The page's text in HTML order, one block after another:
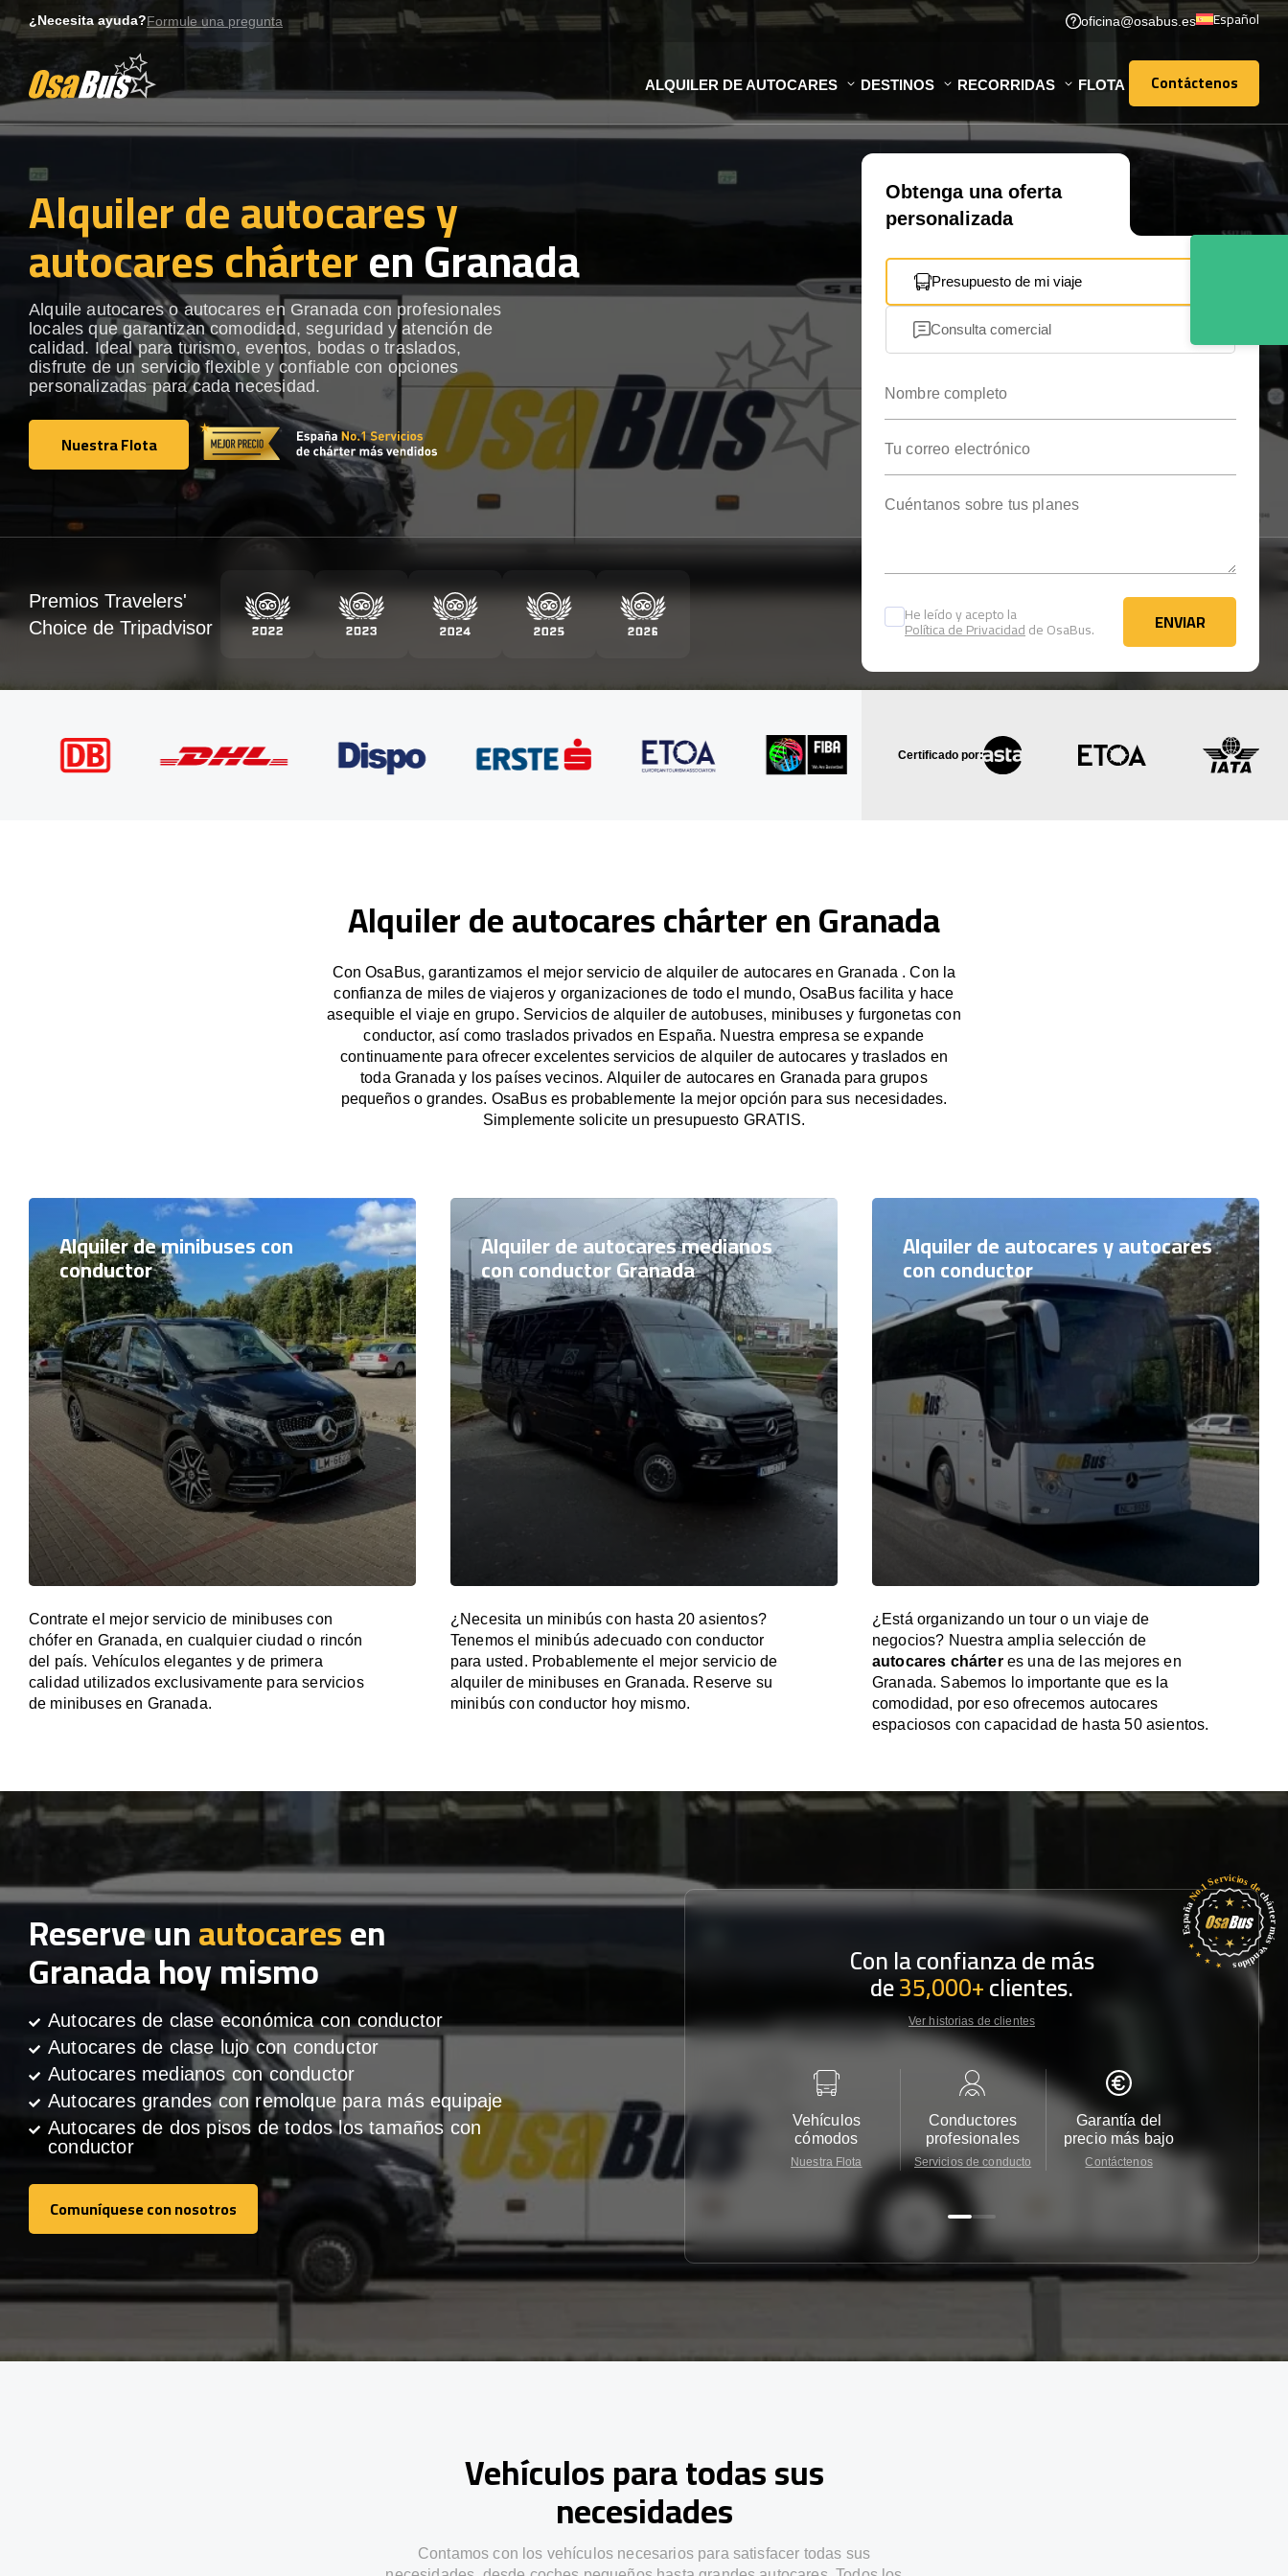
to
¿Necesita ayuda?Formule una pregunta oficina@osabus.es Español
ALQUILER DE AUTOCARES DESTINOS RECORRIDAS FLOTA Contáctenos
Contáctenos
Alquiler de autocares y
autocares chárteren Granada
Alquile autocares o autocares en Granada con profesionales
locales que garantizan comodidad, seguridad y atención de
calidad. Ideal para turismo, eventos, bodas o traslados,
disfrute de un servicio flexible y confiable con opciones
personalizadas para cada necesidad.
Nuestra Flota
Nuestra Flota
Obtenga una oferta
personalizada
Presupuesto de mi viaje
Consulta comercial
He leído y acepto la
Política de Privacidadde OsaBus. ENVIAR
ENVIAR
Premios Travelers'
Choice de Tripadvisor
Certificado por:
Alquiler de autocares chárter en Granada
Con OsaBus, garantizamos el mejor servicio de alquiler de autocares en Granada . Con la
confianza de miles de viajeros y organizaciones de todo el mundo, OsaBus facilita y hace
asequible el viaje en grupo. Servicios de alquiler de autobuses, minibuses y furgonetas con
conductor, así como traslados privados en España. Nuestra empresa se expande
continuamente para ofrecer excelentes servicios de alquiler de autocares y traslados en
toda Granada y los países vecinos. Alquiler de autocares en Granada para grupos
pequeños o grandes. OsaBus es probablemente la mejor opción para sus necesidades.
Simplemente solicite un presupuesto GRATIS.
Alquiler de minibuses con
conductor
Contrate el mejor servicio de minibuses con
chófer en Granada, en cualquier ciudad o rincón
del país. Vehículos elegantes y de primera
calidad utilizados exclusivamente para servicios
de minibuses en Granada.
Alquiler de autocares medianos
con conductor Granada
¿Necesita un minibús con hasta 20 asientos?
Tenemos el minibús adecuado con conductor
para usted. Probablemente el mejor servicio de
alquiler de minibuses en Granada. Reserve su
minibús con conductor hoy mismo.
Alquiler de autocares y autocares
con conductor
¿Está organizando un tour o un viaje de
negocios? Nuestra amplia selección de
autocares chárteres una de las mejores en
Granada. Sabemos lo importante que es la
comodidad, por eso ofrecemos autocares
espaciosos con capacidad de hasta 50 asientos.
Reserve unautocaresen
Granada hoy mismo
Autocares de clase económica con conductor
Autocares de clase lujo con conductor
Autocares medianos con conductor
Autocares grandes con remolque para más equipaje
Autocares de dos pisos de todos los tamaños con
conductor
Comuníquese con nosotros
Comuníquese con nosotros
Con la confianza de más
de35,000+clientes.
Ver historias de clientes
Vehículos
cómodos
Nuestra Flota
Conductores
profesionales
Servicios de conducto
Garantía del
precio más bajo
Contáctenos
Vehículos para todas sus
necesidades
Contamos con los vehículos necesarios para satisfacer todas sus